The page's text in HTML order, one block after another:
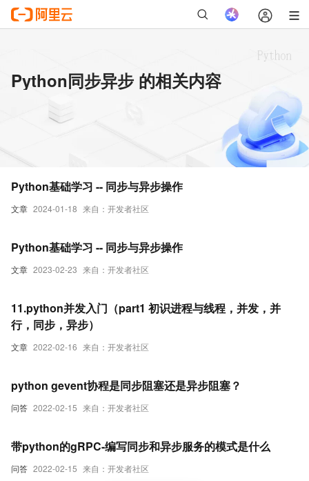
Python同步异步 的相关内容
文章 2024-01-18 来自：开发者社区
Python基础学习 -- 同步与异步操作
文章 2023-02-23 来自：开发者社区
Python基础学习 -- 同步与异步操作
文章 2022-02-16 来自：开发者社区
11.python并发入门（part1 初识进程与线程，并发，并
行，同步，异步）
问答 2022-02-15 来自：开发者社区
python gevent协程是同步阻塞还是异步阻塞？
问答 2022-02-15 来自：开发者社区
带python的gRPC-编写同步和异步服务的模式是什么